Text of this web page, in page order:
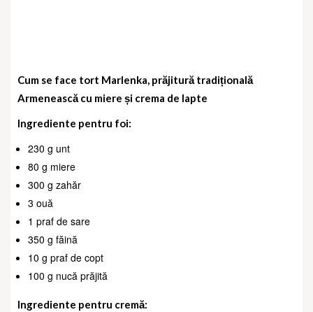
Cum se face tort Marlenka, prăjitură tradițională
Armenească cu miere și crema de lapte
Ingrediente pentru foi:
230 g unt
80 g miere
300 g zahăr
3 ouă
1 praf de sare
350 g făină
10 g praf de copt
100 g nucă prăjită
Ingrediente pentru cremă: